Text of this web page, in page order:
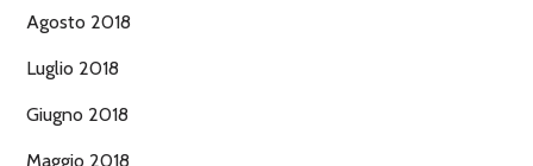
Agosto 2018
Luglio 2018
Giugno 2018
Maggio 2018